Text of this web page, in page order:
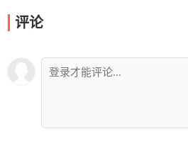
评论